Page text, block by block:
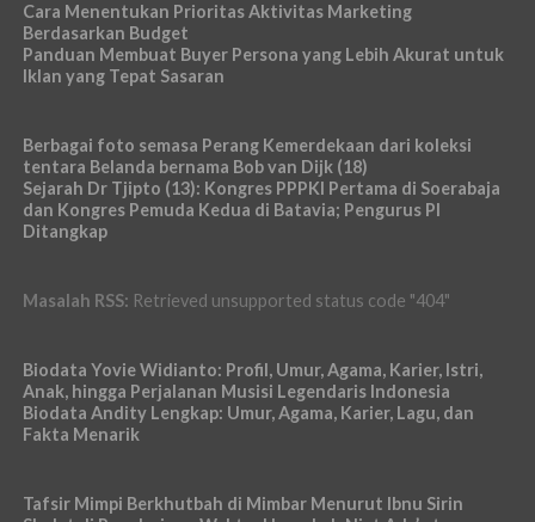
Cara Menentukan Prioritas Aktivitas Marketing
Berdasarkan Budget
Panduan Membuat Buyer Persona yang Lebih Akurat untuk
Iklan yang Tepat Sasaran
Berbagai foto semasa Perang Kemerdekaan dari koleksi
tentara Belanda bernama Bob van Dijk (18)
Sejarah Dr Tjipto (13): Kongres PPPKI Pertama di Soerabaja
dan Kongres Pemuda Kedua di Batavia; Pengurus PI
Ditangkap
Masalah RSS: Retrieved unsupported status code "404"
Biodata Yovie Widianto: Profil, Umur, Agama, Karier, Istri,
Anak, hingga Perjalanan Musisi Legendaris Indonesia
Biodata Andity Lengkap: Umur, Agama, Karier, Lagu, dan
Fakta Menarik
Tafsir Mimpi Berkhutbah di Mimbar Menurut Ibnu Sirin